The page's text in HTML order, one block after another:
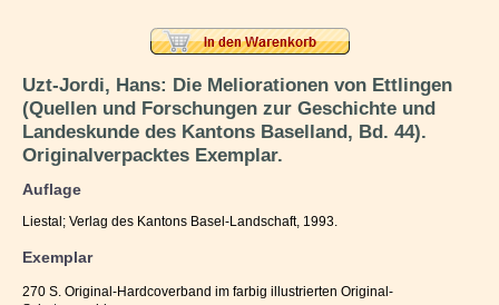
Uzt-Jordi, Hans: Die Meliorationen von Ettlingen
(Quellen und Forschungen zur Geschichte und
Landeskunde des Kantons Baselland, Bd. 44).
Originalverpacktes Exemplar.
Auflage
Liestal; Verlag des Kantons Basel-Landschaft, 1993.
Exemplar
270 S. Original-Hardcoverband im farbig illustrierten Original-